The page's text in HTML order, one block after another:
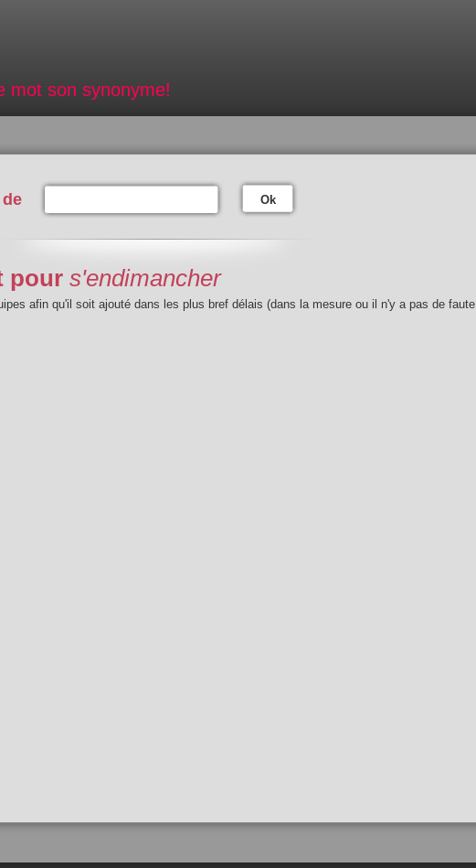
mot son synonyme!
Ok
pour s'endimancher
afin qu'il soit ajouté dans les plus bref délais (dans la mesure ou il n'y a pas de faute